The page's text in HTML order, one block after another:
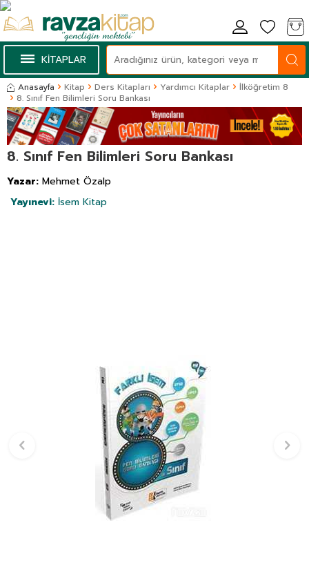
KİTAPLAR
Anasayfa Kitap Ders Kitapları Yardımcı Kitaplar
İlköğretim 8
8. Sınıf Fen Bilimleri Soru Bankası
8. Sınıf Fen Bilimleri Soru Bankası
Yazar: Mehmet Özalp
Yayınevi: İsem Kitap